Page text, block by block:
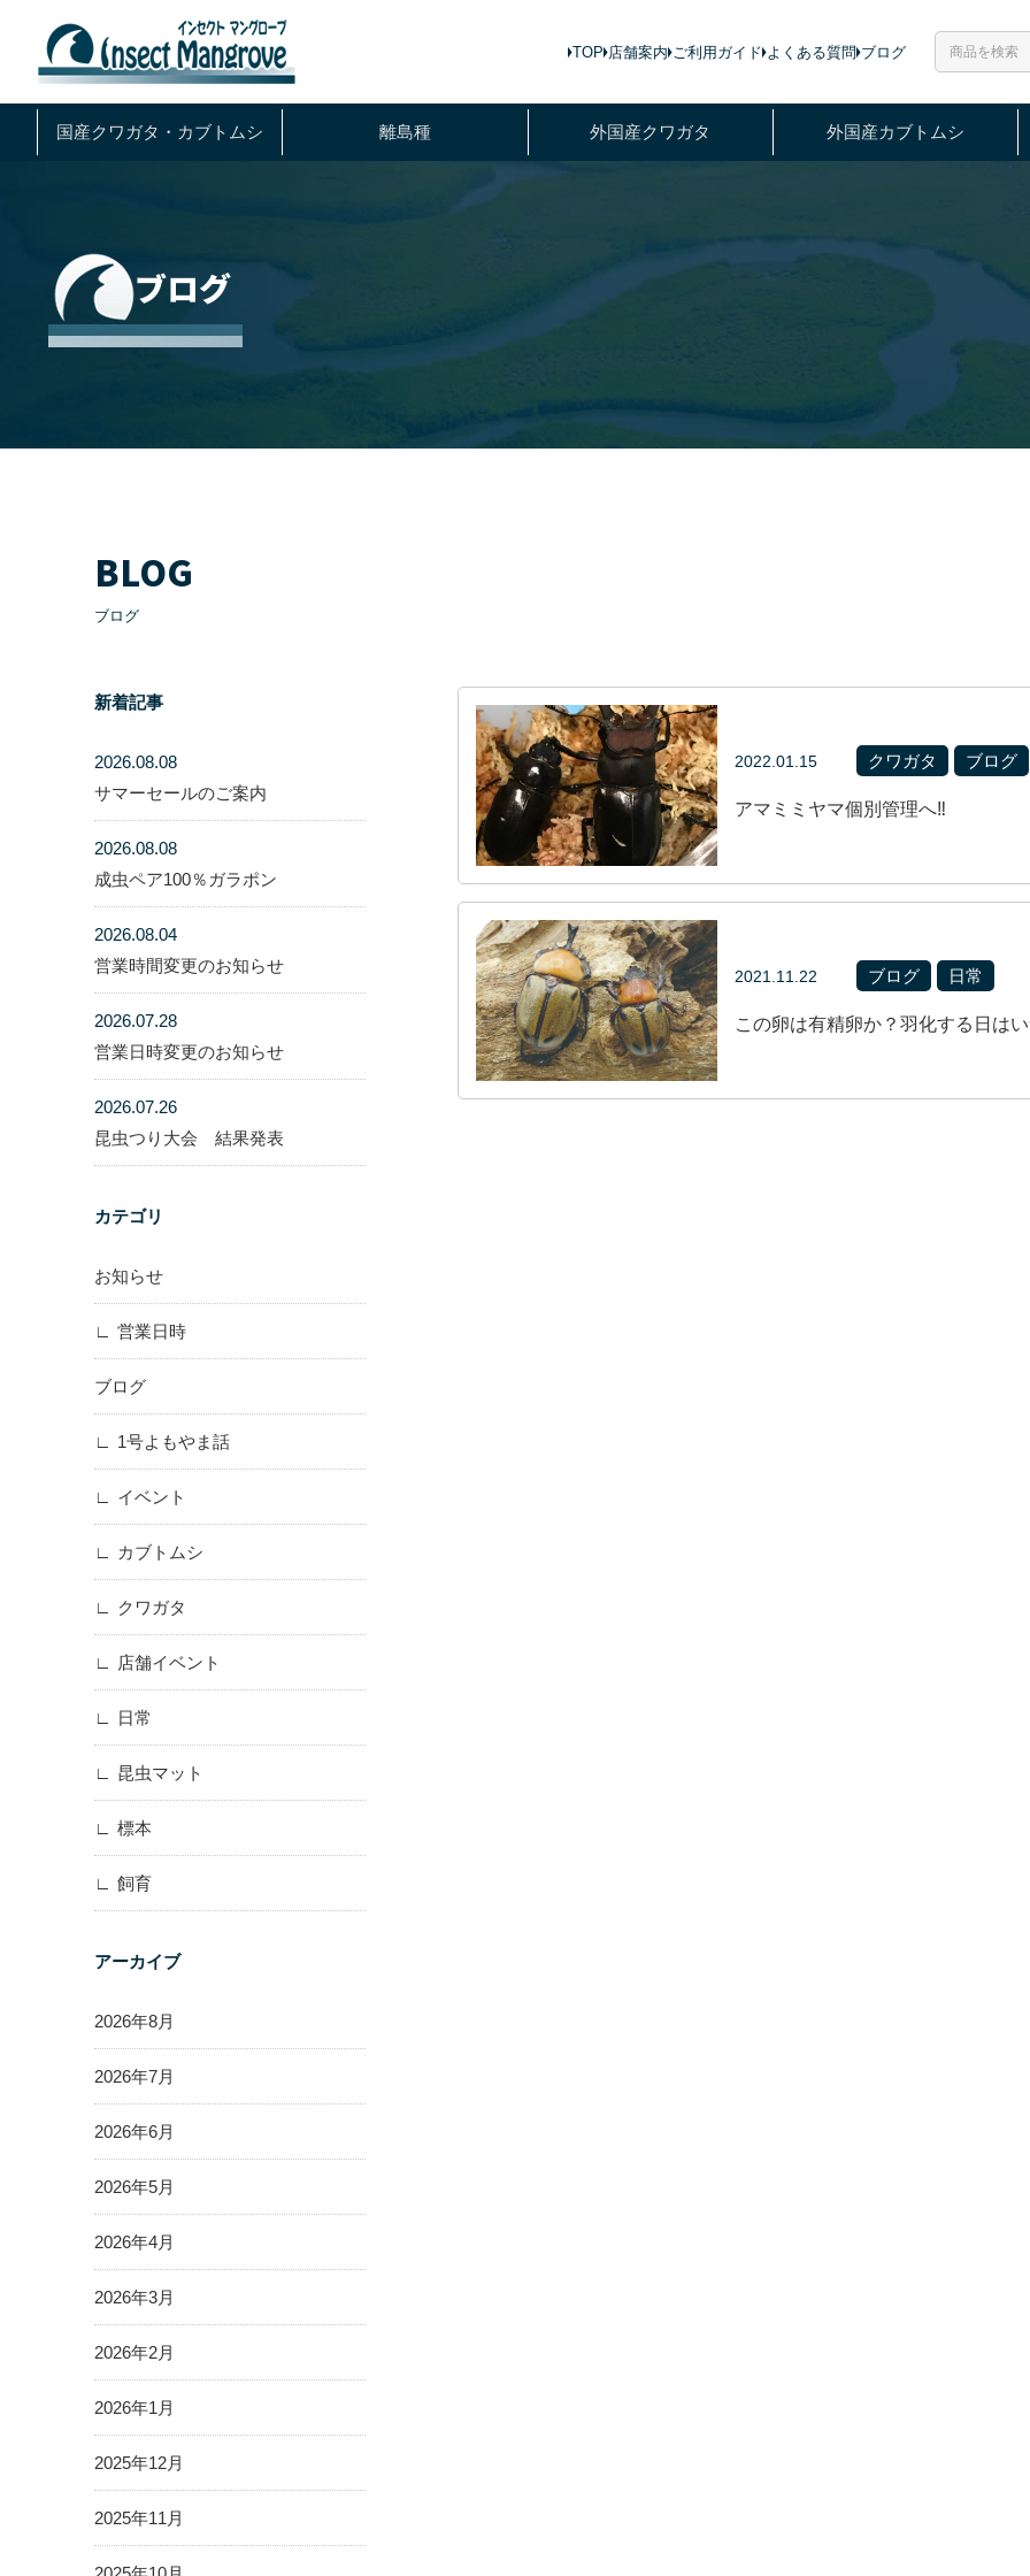
TOP 店舗案内 ご利用ガイド よくある質問 ブログ
国産クワガタ・ カブトムシ 離島種 外国産クワガタ 外国産カブトムシ
ブログ
BLOG
ブログ
新着記事
2026.08.08
サマーセールのご案内
2026.08.08
成虫ペア100％ガラポン
2026.08.04
営業時間変更のお知らせ
2026.07.28
営業日時変更のお知らせ
2026.07.26
昆虫つり大会 結果発表
カテゴリ
お知らせ
営業日時
ブログ
1号よもやま話
イベント
カブトムシ
クワガタ
店舗イベント
日常
昆虫マット
標本
飼育
アーカイブ
2026年8月
2026年7月
2026年6月
2026年5月
2026年4月
2026年3月
2026年2月
2026年1月
2025年12月
2025年11月
2022.01.15 クワガタ ブログ
アマミミヤマ個別管理へ‼️
2021.11.22 ブログ 日常
この卵は有精卵か？羽化する日は